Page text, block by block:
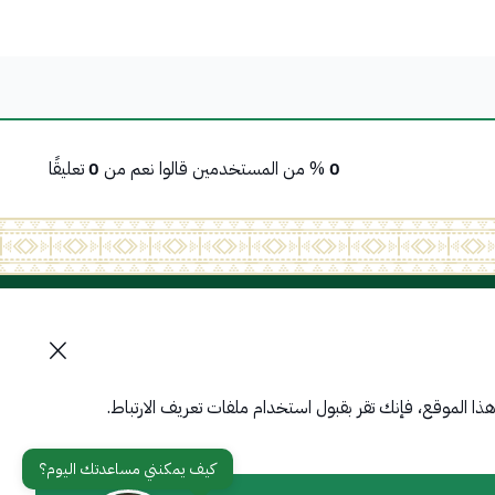
0 % من المستخدمين قالوا نعم من 0تعليقًا
أدوات الإتاحة وامكانية الوصول
فإنك تقر بقبول استخدام ملفات تعريف الارتباط.